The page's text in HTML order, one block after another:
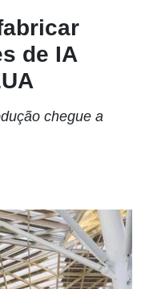
de IA
chegue a